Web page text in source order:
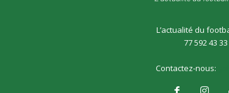
L’actualité du
77 592 43
Contactez-nous: